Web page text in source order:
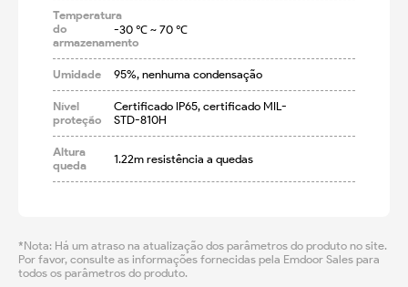
Temperatura
do
armazenamento
-30 ℃ ~ 70 ℃
Umidade 95%, nenhuma condensação
Nível
proteção
Certificado IP65, certificado MIL-
STD-810H
Altura
queda
1.22m resistência a quedas
*Nota: Há um atraso na atualização dos parâmetros do produto no site.
Por favor, consulte as informações fornecidas pela Emdoor Sales para
todos os parâmetros do produto.